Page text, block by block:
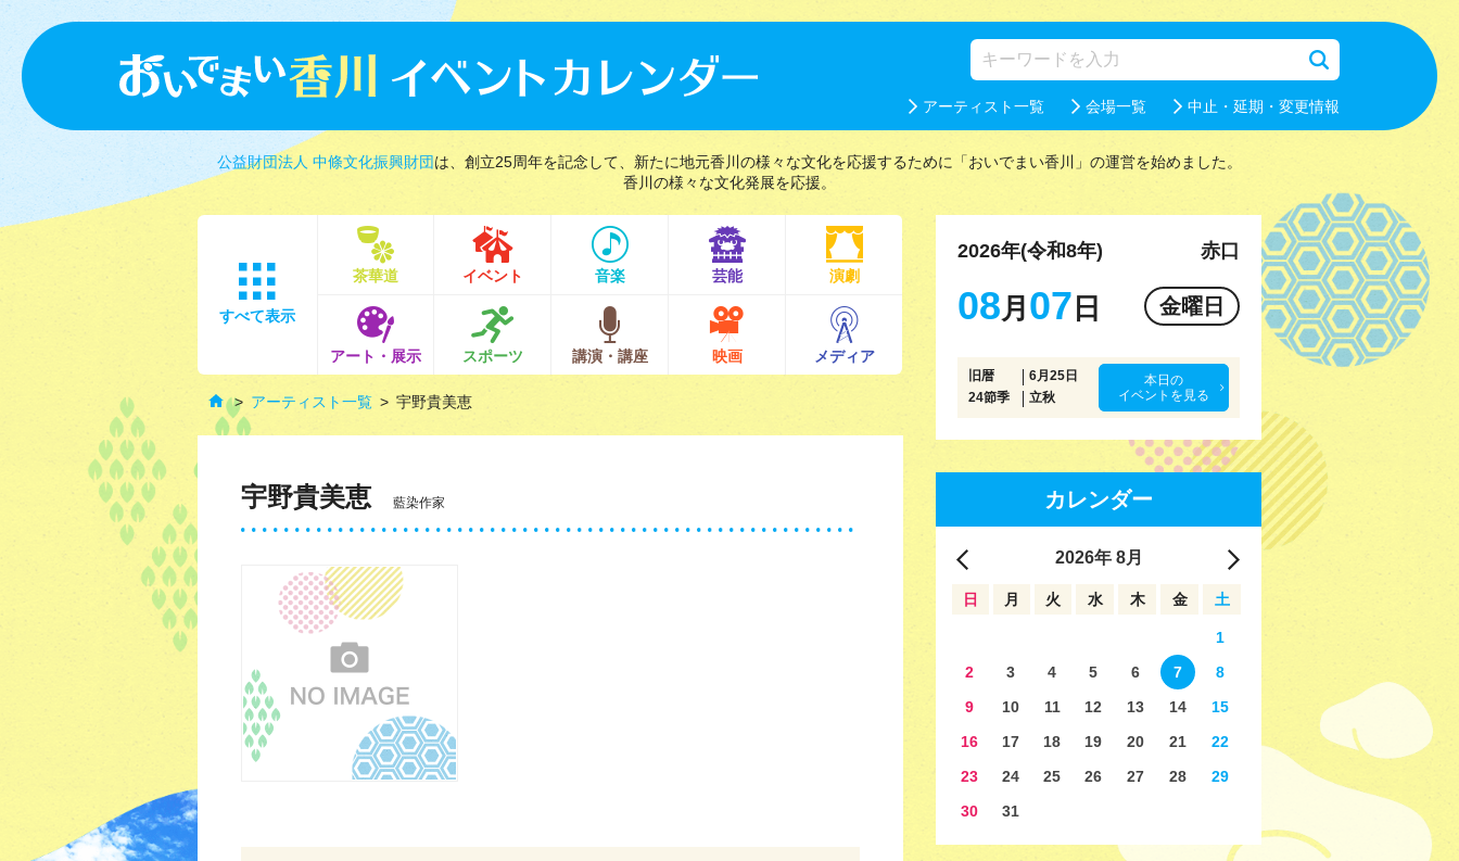
アーティスト一覧 会場一覧 中止・延期・変更情報
公益財団法人 中條文化振興財団は、創立25周年を記念して、新たに地元香川の様々な文化を応援するために「おいでまい香川」の運営を始めました。
香川の様々な文化発展を応援。
すべて表示
茶華道 イベント 音楽 芸能 演劇
アート・展示 スポーツ 講演・講座 映画 メディア
アーティスト一覧 宇野貴美恵
宇野貴美恵 藍染作家
2026年(令和8年) 赤口
08月 07 日 金曜日
旧暦
6月25日
24節季
立秋
本日の
イベントを見る
カレンダー
2026年 8月
日 月 火 水 木 金 土
1
2
3 4 5 6 7
8
9
10 11 12 13 14
15
16
17 18 19 20 21
22
23
24 25 26 27 28
29
30
31